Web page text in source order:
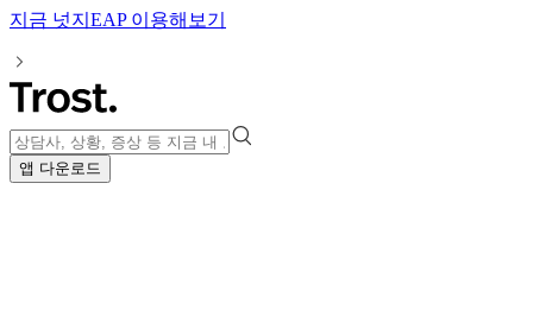
지금 넛지EAP이용해보기
앱 다운로드